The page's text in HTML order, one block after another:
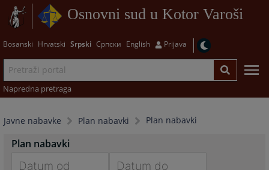
Osnovni sud u Kotor Varoši
Bosanski Hrvatski Srpski Српски English Prijava
Napredna pretraga
Javne nabavke Plan nabavki Plan nabavki
Plan nabavki